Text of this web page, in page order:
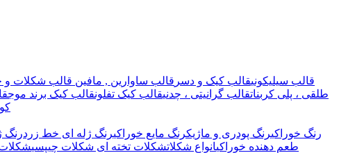
قالب سیلیکونیقالب کیک و دسر قالب ساوارین , مافین قالب شکلات و
طلقی ، پلی کربناتقالب گرانیتی ، چدنیقالب کیک تفلونقالب کیک برند موج
رنگ خوراکیرنگ پودری و ماژیکرنگ مایع خوراکیرنگ ژله ای خط زردرنگ
طعم دهنده خوراکیانواع شکلاتشکلات تخته ای شکلات چیپسی